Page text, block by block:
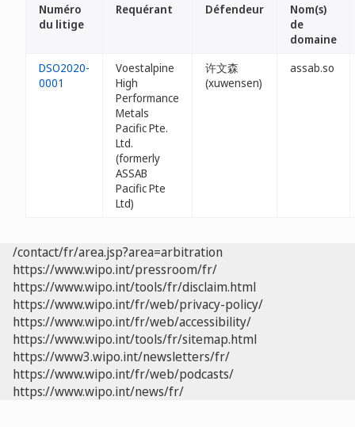
Numéro
du litige
Requérant Défendeur
Nom(s)
de
domaine
DSO2020-
0001
Voestalpine
High
Performance
Metals
Pacific Pte.
Ltd.
(formerly
ASSAB
Pacific Pte
Ltd)
许文森
(xuwensen)
assab.so
/contact/fr/area.jsp?area=arbitration
https://www.wipo.int/pressroom/fr/
https://www.wipo.int/tools/fr/disclaim.html
https://www.wipo.int/fr/web/privacy-policy/
https://www.wipo.int/fr/web/accessibility/
https://www.wipo.int/tools/fr/sitemap.html
https://www3.wipo.int/newsletters/fr/
https://www.wipo.int/fr/web/podcasts/
https://www.wipo.int/news/fr/